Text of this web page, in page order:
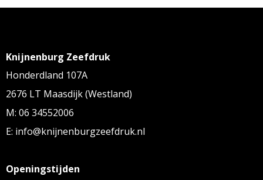
Knijnenburg Zeefdruk
Honderdland 107A
2676 LT Maasdijk (Westland)
M: 06 34552006
E: info@knijnenburgzeefdruk.nl
Openingstijden